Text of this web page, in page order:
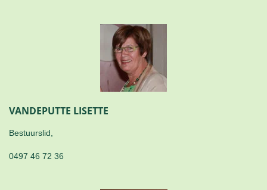
VANDEPUTTE LISETTE
Bestuurslid,
0497 46 72 36